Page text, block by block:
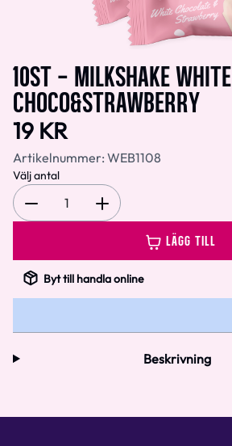
10ST - MILKSHAKE WHITE
CHOCO&STRAWBERRY
19 KR
Artikelnummer: WEB1108
Välj antal
1
LÄGG TILL
Byt till handla online
Beskrivning